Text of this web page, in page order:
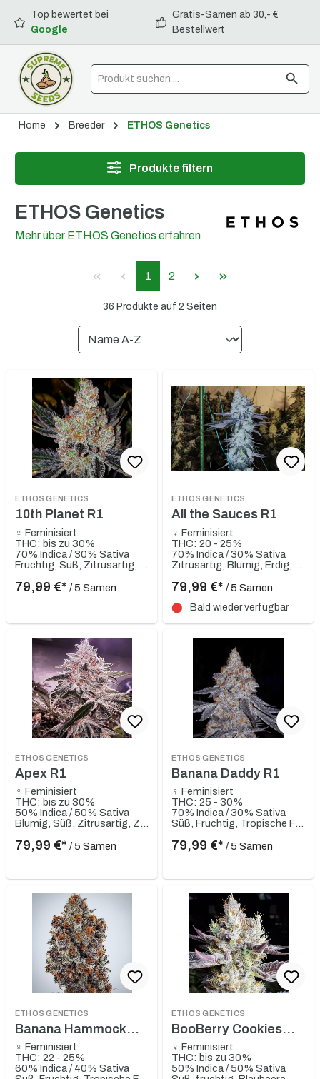
springen
Top bewertet bei
Google
Gratis-Samen ab 30,- €
Bestellwert
Home Breeder ETHOS Genetics
Produkte filtern
ETHOS Genetics
Mehr über ETHOS Genetics erfahren
1 2
36 Produkte auf 2 Seiten
ETHOS GENETICS
10th Planet R1
♀ Feminisiert
THC: bis zu 30%
70% Indica / 30% Sativa
79,99 €* / 5 Samen
ETHOS GENETICS
All the Sauces R1
♀ Feminisiert
THC: 20 - 25%
70% Indica / 30% Sativa
79,99 €* / 5 Samen
⬤ Bald wieder verfügbar
ETHOS GENETICS
Apex R1
♀ Feminisiert
THC: bis zu 30%
50% Indica / 50% Sativa
79,99 €* / 5 Samen
ETHOS GENETICS
Banana Daddy R1
♀ Feminisiert
THC: 25 - 30%
70% Indica / 30% Sativa
79,99 €* / 5 Samen
ETHOS GENETICS
Banana Hammock
RBX
♀ Feminisiert
THC: 22 - 25%
60% Indica / 40% Sativa
ETHOS GENETICS
BooBerry Cookies
RBX
♀ Feminisiert
THC: bis zu 30%
50% Indica / 50% Sativa